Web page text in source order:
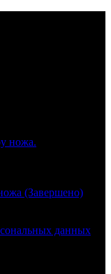
ножа.
(Завершено)
данных